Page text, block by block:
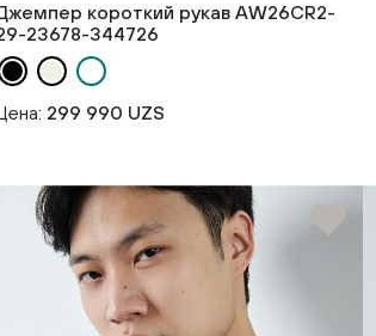
короткий рукав AW26CR2-
23678-344726
299 990 UZS